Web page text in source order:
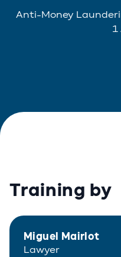
Anti-Money
1
Training by
Miguel Mairlot
Lawyer